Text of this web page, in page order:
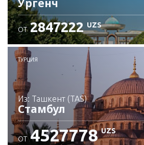
Ургенч
Проверьте подробности
ОТ 2847222 UZS
ТУРЦИЯ
из: Ташкент (TAS)
Стамбул
ОТ 4527778 UZS